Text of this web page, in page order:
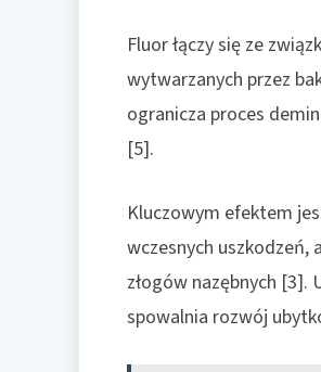
Fluor łączy się ze
wytwarzanych przez
ogranicza proces
[5].
Kluczowym efektem
wczesnych uszkodzeń,
złogów nazębnych
spowalnia rozwój